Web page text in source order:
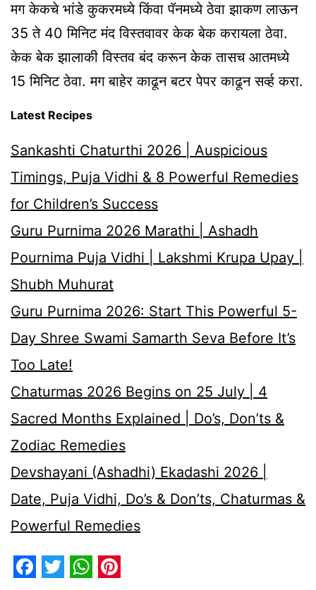
मगकेकचेभांडेकुकरमध्येकिंवापॅनमध्येठेवाझाकण लाऊन
35 ते 40 मिनिट मंद विस्तवावरकेकबेक करायला ठेवा.
केकबेकझालाकी विस्तव बंद करूनकेकतासच आतमध्ये
15 मिनिट ठेवा. मग बाहेर काढूनबटर पेपर काढूनसर्व्ह करा.
Latest Recipes
Sankashti Chaturthi 2026 | Auspicious
Timings, Puja Vidhi & 8 Powerful Remedies
for Children’s Success
Guru Purnima 2026 Marathi | Ashadh
Pournima Puja Vidhi | Lakshmi Krupa Upay |
Shubh Muhurat
Guru Purnima 2026: Start This Powerful 5-
Day Shree Swami Samarth Seva Before It’s
Too Late!
Chaturmas 2026 Begins on 25 July | 4
Sacred Months Explained | Do’s, Don’ts &
Zodiac Remedies
Devshayani (Ashadhi) Ekadashi 2026 |
Date, Puja Vidhi, Do’s & Don’ts, Chaturmas &
Powerful Remedies